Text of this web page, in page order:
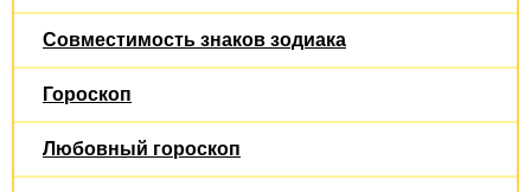
Совместимость знаков зодиака
Гороскоп
Любовный гороскоп